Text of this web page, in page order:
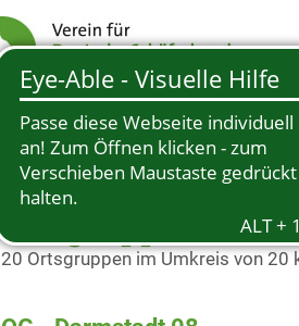
Ortsgruppen in
20 Ortsgruppen im Umkreis von 20